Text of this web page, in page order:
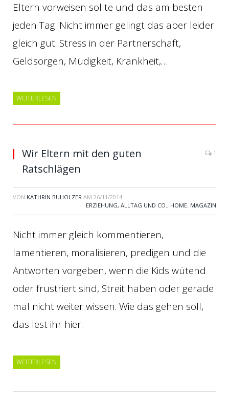
Eltern vorweisen sollte und das am besten
jeden Tag. Nicht immer gelingt das aber leider
gleich gut. Stress in der Partnerschaft,
Geldsorgen, Müdigkeit, Krankheit,…
WEITERLESEN
Wir Eltern mit den guten
Ratschlägen
1
VON KATHRIN BUHOLZER AM 26/11/2014
ERZIEHUNG, ALLTAG UND CO., HOME, MAGAZIN
Nicht immer gleich kommentieren,
lamentieren, moralisieren, predigen und die
Antworten vorgeben, wenn die Kids wütend
oder frustriert sind, Streit haben oder gerade
mal nicht weiter wissen. Wie das gehen soll,
das lest ihr hier.
WEITERLESEN